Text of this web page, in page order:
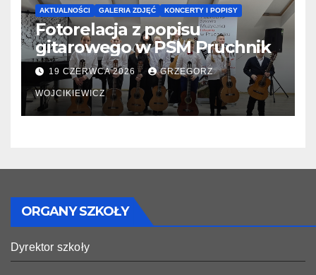
AKTUALNOŚCI GALERIA ZDJĘĆ KONCERTY I POPISY
Fotorelacja z popisu
gitarowego w PSM Pruchnik
19 CZERWCA 2026 GRZEGORZ
WOJCIKIEWICZ
ORGANY SZKOŁY
Dyrektor szkoły